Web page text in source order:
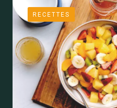
RECETTES